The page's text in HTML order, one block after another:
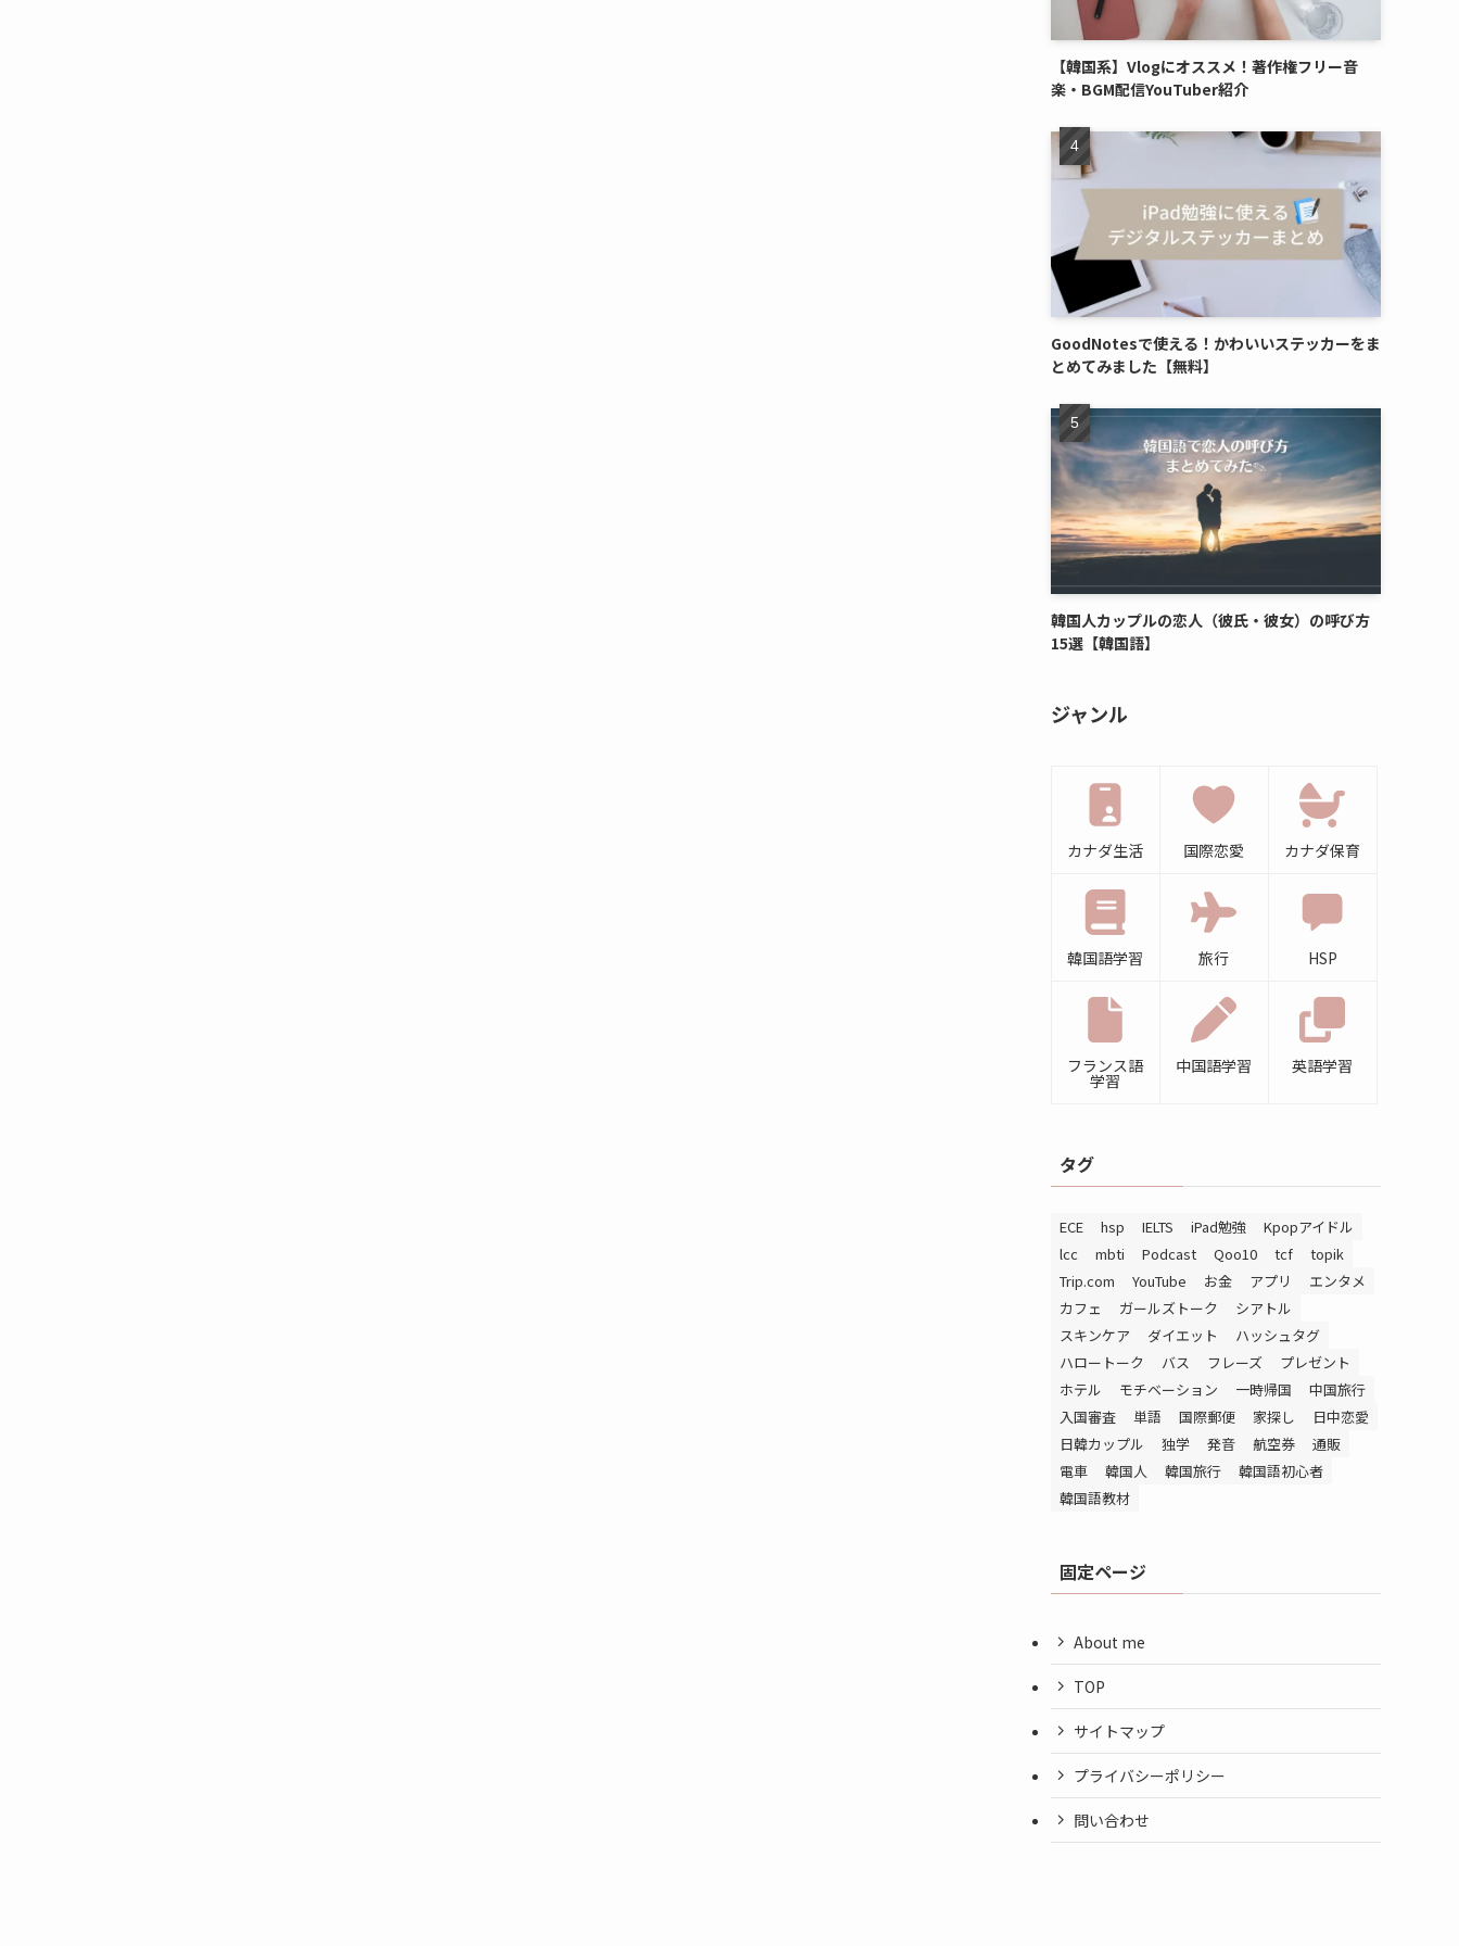
【韓国系】Vlogにオススメ！著作権フリー音
楽・BGM配信YouTuber紹介
GoodNotesで使える！かわいいステッカーをま
とめてみました【無料】
韓国人カップルの恋人（彼氏・彼女）の呼び方
15選【韓国語】
ジャンル
カナダ生活 国際恋愛 カナダ保育
韓国語学習 旅行 HSP
フランス語
学習
中国語学習 英語学習
タグ
ECE hsp IELTS iPad勉強
Kpopアイドル
lcc
mbti Podcast Qoo10 tcf
topik
Trip.com
YouTube お金 アプリ
エンタメ
カフェ
ガールズトーク
シアトル
スキンケア
ダイエット
ハッシュタグ
ハロートーク
バス フレーズ
プレゼント
ホテル
モチベーション 一時帰国
中国旅行
入国審査
単語 国際郵便 家探し
日中恋愛
日韓カップル
独学 発音 航空券
通販
電車
韓国人 韓国旅行
韓国語初心者
韓国語教材
固定ページ
About me
TOP
サイトマップ
プライバシーポリシー
問い合わせ